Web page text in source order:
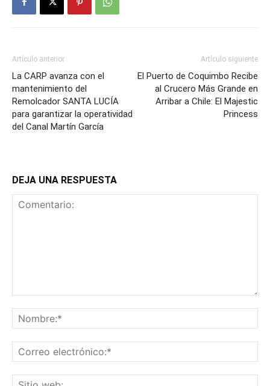
Artículo anterior
La CARP avanza con el
mantenimiento del
Remolcador SANTA LUCÍA
para garantizar la operatividad
del Canal Martín García
Artículo siguiente
El Puerto de Coquimbo Recibe
al Crucero Más Grande en
Arribar a Chile: El Majestic
Princess
DEJA UNA RESPUESTA